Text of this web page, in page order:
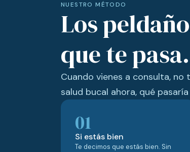
NUESTRO MÉTODO
Los
que te pasa.
Cuando vienes a consulta,
salud bucal ahora, qué
01
Si estás bien
Te decimos que estás bien. Sin